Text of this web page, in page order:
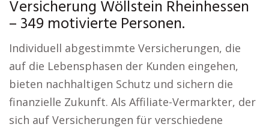
Versicherung Wöllstein Rheinhessen
– 349 motivierte Personen.
Individuell abgestimmte Versicherungen, die
auf die Lebensphasen der Kunden eingehen,
bieten nachhaltigen Schutz und sichern die
finanzielle Zukunft. Als Affiliate-Vermarkter, der
sich auf Versicherungen für verschiedene